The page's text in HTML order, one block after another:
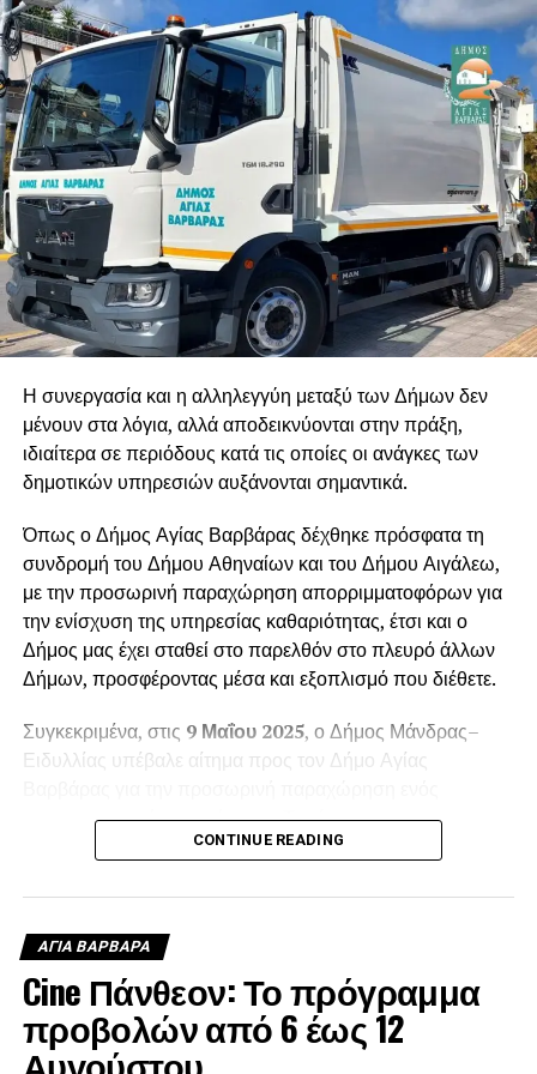
Η συνεργασία και η αλληλεγγύη μεταξύ των Δήμων δεν
μένουν στα λόγια, αλλά αποδεικνύονται στην πράξη,
ιδιαίτερα σε περιόδους κατά τις οποίες οι ανάγκες των
δημοτικών υπηρεσιών αυξάνονται σημαντικά.
Όπως ο Δήμος Αγίας Βαρβάρας δέχθηκε πρόσφατα τη
συνδρομή του Δήμου Αθηναίων και του Δήμου Αιγάλεω,
με την προσωρινή παραχώρηση απορριμματοφόρων για
την ενίσχυση της υπηρεσίας καθαριότητας, έτσι και ο
Δήμος μας έχει σταθεί στο παρελθόν στο πλευρό άλλων
Δήμων, προσφέροντας μέσα και εξοπλισμό που διέθετε.
Συγκεκριμένα, στις 9 Μαΐου 2025, ο Δήμος Μάνδρας–
Ειδυλλίας υπέβαλε αίτημα προς τον Δήμο Αγίας
απορριμματοφόρου οχήματος. Το αίτημα
πρωτοκολλήθηκε στις12 Μαΐου 2025, με αριθμό
αυξημένων αναγκών τηςΔημοτικής Ενότητας Βιλίων
κατά τη θερινή περίοδο.
Ο Δήμαρχος Αγίας ΒαρβάραςΛάμπρος Μίχος
ανταποκρίθηκε θετικά και ενέκρινε την παραχώρηση του
απορριμματοφόρου. Το όχημα παραχωρήθηκε στον Δήμο
CONTINUE READING
ΑΓΙΑ ΒΑΡΒΑΡΑ
Cine Πάνθεον: Το πρόγραμμα
προβολών από 6 έως 12